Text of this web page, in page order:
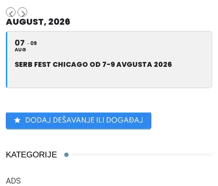
AUGUST, 2026
07
AUG
09
SERB FEST CHICAGO OD 7-9 AVGUSTA 2026
KATEGORIJE
ADS